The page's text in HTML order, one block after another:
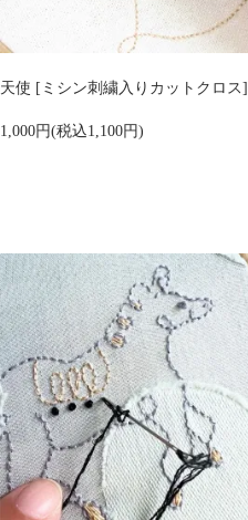
天使 [ミシン刺繍入りカットクロス]
1,000円(税込1,100円)